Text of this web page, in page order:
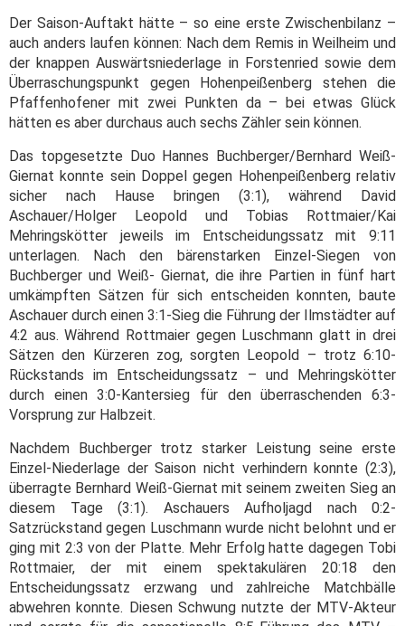
Der Saison-Auftakt hätte – so eine erste Zwischenbilanz –
auch anders laufen können: Nach dem Remis in Weilheim und
der knappen Auswärtsniederlage in Forstenried sowie dem
Überraschungspunkt gegen Hohenpeißenberg stehen die
Pfaffenhofener mit zwei Punkten da – bei etwas Glück
hätten es aber durchaus auch sechs Zähler sein können.
Das topgesetzte Duo Hannes Buchberger/Bernhard Weiß-
Giernat konnte sein Doppel gegen Hohenpeißenberg relativ
sicher nach Hause bringen (3:1), während David
Aschauer/Holger Leopold und Tobias Rottmaier/Kai
Mehringskötter jeweils im Entscheidungssatz mit 9:11
unterlagen. Nach den bärenstarken Einzel-Siegen von
Buchberger und Weiß- Giernat, die ihre Partien in fünf hart
umkämpften Sätzen für sich entscheiden konnten, baute
Aschauer durch einen 3:1-Sieg die Führung der Ilmstädter auf
4:2 aus. Während Rottmaier gegen Luschmann glatt in drei
Sätzen den Kürzeren zog, sorgten Leopold – trotz 6:10-
Rückstands im Entscheidungssatz – und Mehringskötter
durch einen 3:0-Kantersieg für den überraschenden 6:3-
Vorsprung zur Halbzeit.
Nachdem Buchberger trotz starker Leistung seine erste
Einzel-Niederlage der Saison nicht verhindern konnte (2:3),
überragte Bernhard Weiß-Giernat mit seinem zweiten Sieg an
diesem Tage (3:1). Aschauers Aufholjagd nach 0:2-
Satzrückstand gegen Luschmann wurde nicht belohnt und er
ging mit 2:3 von der Platte. Mehr Erfolg hatte dagegen Tobi
Rottmaier, der mit einem spektakulären 20:18 den
Entscheidungssatz erzwang und zahlreiche Matchbälle
abwehren konnte. Diesen Schwung nutzte der MTV-Akteur